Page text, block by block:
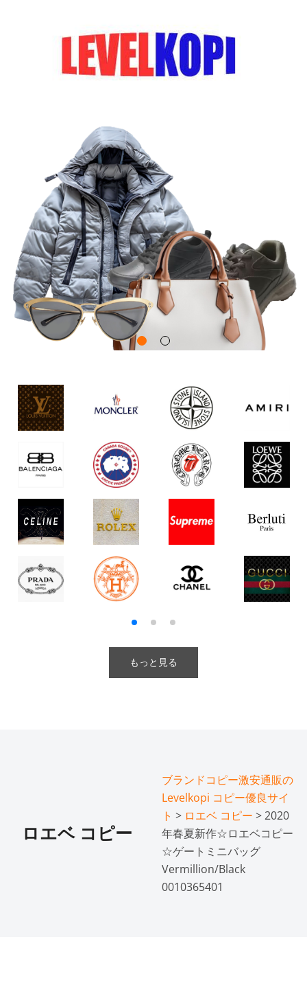
もっと見る
ロエベ コピー
ブランドコピー激安通販の
Levelkopi コピー優良サイ
ト > ロエベ コピー > 2020
年春夏新作☆ロエベコピー
☆ゲートミニバッグ
Vermillion/Black
0010365401